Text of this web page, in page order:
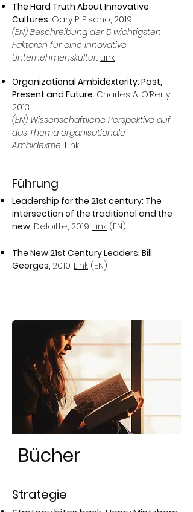
The Hard Truth About Innovative
Cultures. Gary P. Pisano, 2019
(EN) Beschreibung der 5 wichtigsten
Faktoren für eine innovative
Unternehmenskultur. Link
Organizational Ambidexterity: Past,
Present and Future. Charles A. O’Reilly,
2013
(EN) Wissenschaftliche Perspektive auf
das Thema organisationale
Ambidextrie. Link
Führung
Leadership for the 21st century: The
intersection of the traditional and the
new. Deloitte, 2019. Link (EN)
The New 21st Century Leaders. Bill
Georges, 2010. Link (EN)
Bücher
Strategie